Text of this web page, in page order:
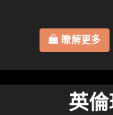
瞭解更多
英